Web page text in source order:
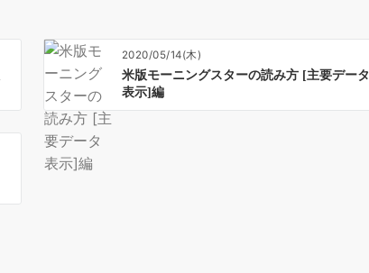
2020/05/14(木)
米版モーニングスターの読み方 [主要データ
表示]編